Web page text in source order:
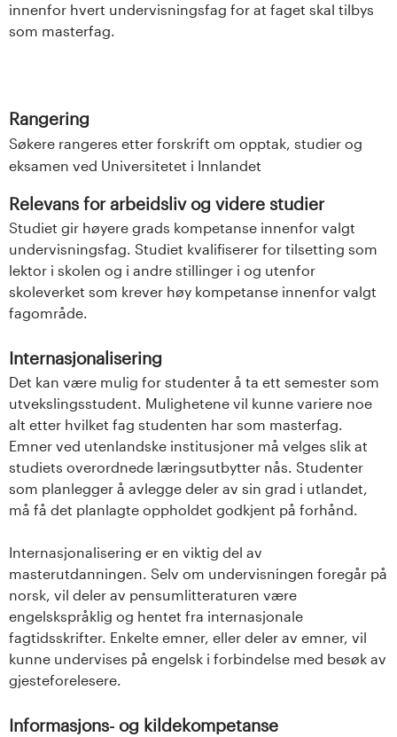
innenfor hvert undervisningsfag for at faget skal tilbys
som masterfag.
Rangering
Søkere rangeres etter forskrift om opptak, studier og
eksamen ved Universitetet i Innlandet
Relevans for arbeidsliv og videre studier
Studiet gir høyere grads kompetanse innenfor valgt
undervisningsfag. Studiet kvalifiserer for tilsetting som
lektor i skolen og i andre stillinger i og utenfor
skoleverket som krever høy kompetanse innenfor valgt
fagområde.
Internasjonalisering
Det kan være mulig for studenter å ta ett semester som
utvekslingsstudent. Mulighetene vil kunne variere noe
alt etter hvilket fag studenten har som masterfag.
Emner ved utenlandske institusjoner må velges slik at
studiets overordnede læringsutbytter nås. Studenter
som planlegger å avlegge deler av sin grad i utlandet,
må få det planlagte oppholdet godkjent på forhånd.
Internasjonalisering er en viktig del av
masterutdanningen. Selv om undervisningen foregår på
norsk, vil deler av pensumlitteraturen være
engelskspråklig og hentet fra internasjonale
fagtidsskrifter. Enkelte emner, eller deler av emner, vil
kunne undervises på engelsk i forbindelse med besøk av
gjesteforelesere.
Informasjons- og kildekompetanse